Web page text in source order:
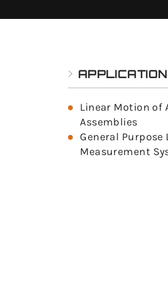
Linear Motion of
Assemblies
General Purpose
Measurement